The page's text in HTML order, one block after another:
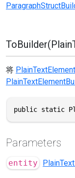
将 PlainTextElement
public static
Parameters
entity